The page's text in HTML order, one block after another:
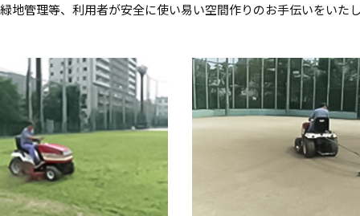
地管理等、利用者が安全に使い易い空間作りのお手伝いをいた